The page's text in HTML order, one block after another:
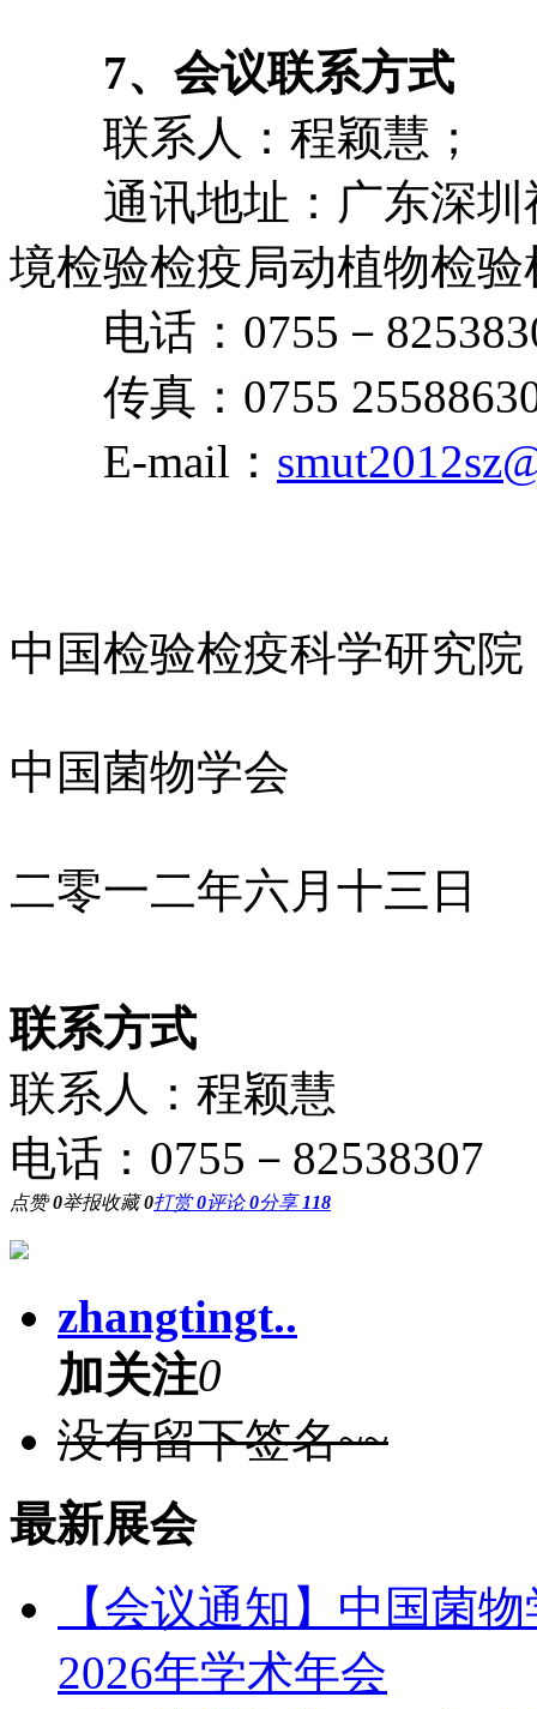
7、会议联系方式
联系人：程颖慧；
通讯地址：广东深圳
境检验检疫局动植物检
电话：0755－
传真：0755
E-mail：
中国检验检疫科学研究院
中国菌物学会
二零一二年六月十三日
联系方式
联系人：程颖慧
电话：0755－82538307
点赞0举报收藏0打赏0评论0分享 118
zhangtingt..
加关注0
没有留下签名~~
最新展会
【会议通知】中国菌
2026年学术年会